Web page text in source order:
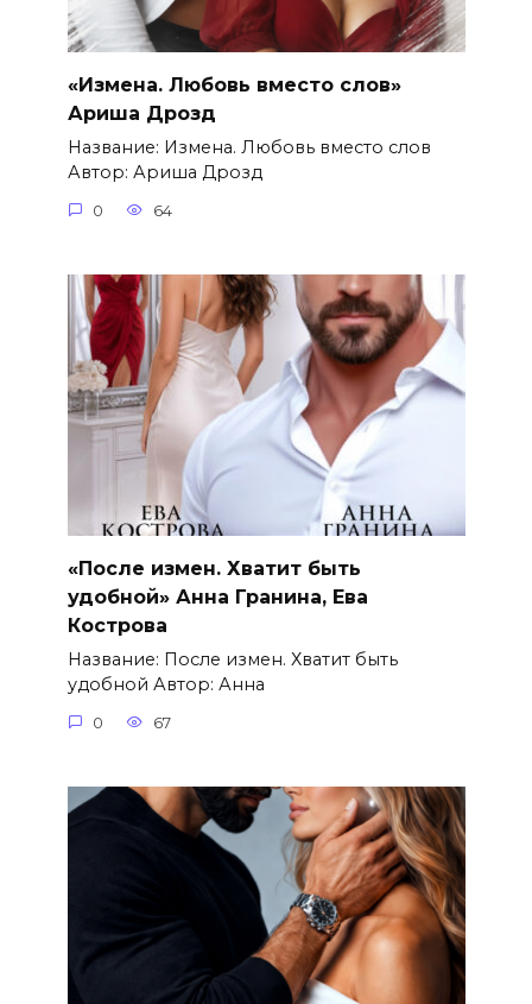
«Измена. Любовь вместо слов»
Ариша Дрозд
Название: Измена. Любовь вместо слов
Автор: Ариша Дрозд
0 64
«После измен. Хватит быть
удобной» Анна Гранина, Ева
Кострова
Название: После измен. Хватит быть
удобной Автор: Анна
0 67